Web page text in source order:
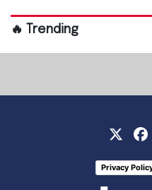
🔥 Trending
Privacy